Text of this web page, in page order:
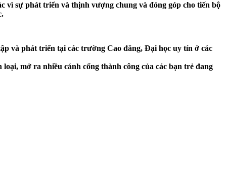
vì sự phát triển và thịnh vượng chung và đóng góp cho tiến bộ
và phát triển tại các trường Cao đẳng, Đại học uy tín ở các
mở ra nhiều cánh cổng thành công của các bạn trẻ đang